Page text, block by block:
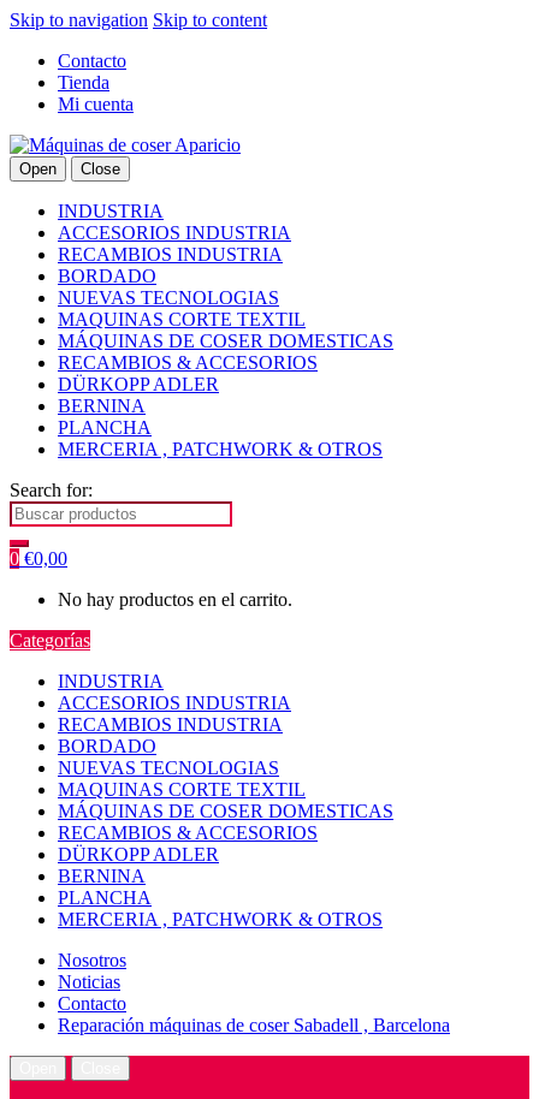
Skip to navigation Skip to content
Contacto
Tienda
Mi cuenta
Open Close
INDUSTRIA
ACCESORIOS INDUSTRIA
RECAMBIOS INDUSTRIA
BORDADO
NUEVAS TECNOLOGIAS
MAQUINAS CORTE TEXTIL
MÁQUINAS DE COSER DOMESTICAS
RECAMBIOS & ACCESORIOS
DÜRKOPP ADLER
BERNINA
PLANCHA
MERCERIA , PATCHWORK & OTROS
Search for:
0 €0,00
No hay productos en el carrito.
Categorías
INDUSTRIA
ACCESORIOS INDUSTRIA
RECAMBIOS INDUSTRIA
BORDADO
NUEVAS TECNOLOGIAS
MAQUINAS CORTE TEXTIL
MÁQUINAS DE COSER DOMESTICAS
RECAMBIOS & ACCESORIOS
DÜRKOPP ADLER
BERNINA
PLANCHA
MERCERIA , PATCHWORK & OTROS
Nosotros
Noticias
Contacto
Reparación máquinas de coser Sabadell , Barcelona